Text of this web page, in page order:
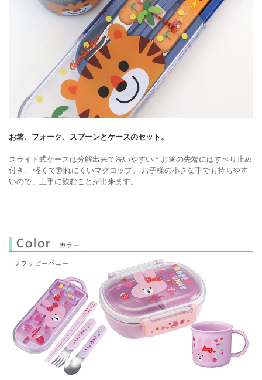
お箸、フォーク、スプーンとケースのセット。
スライド式ケースは分解出来て洗いやすい＊お箸の先端にはすべり止め
付き。
軽くて割れにくいマグコップ。
お子様の小さな手でも持ちやす
いので、上手に飲むことが出来ます。